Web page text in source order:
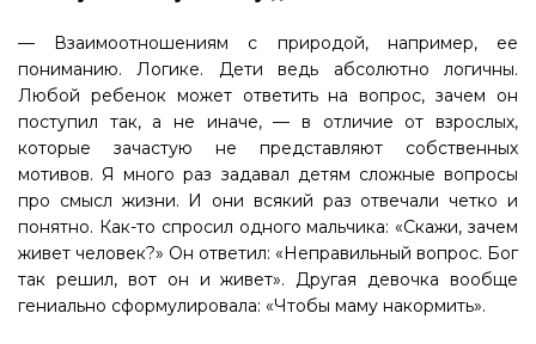
— Взаимоотношениям с природой, например, ее
пониманию. Логике. Дети ведь абсолютно логичны.
Любой ребенок может ответить на вопрос, зачем он
поступил так, а не иначе, — в отличие от взрослых,
которые зачастую не представляют собственных
мотивов. Я много раз задавал детям сложные вопросы
про смысл жизни. И они всякий раз отвечали четко и
понятно. Как-то спросил одного мальчика: «Скажи, зачем
живет человек?» Он ответил: «Неправильный вопрос. Бог
так решил, вот он и живет». Другая девочка вообще
гениально сформулировала: «Чтобы маму накормить».